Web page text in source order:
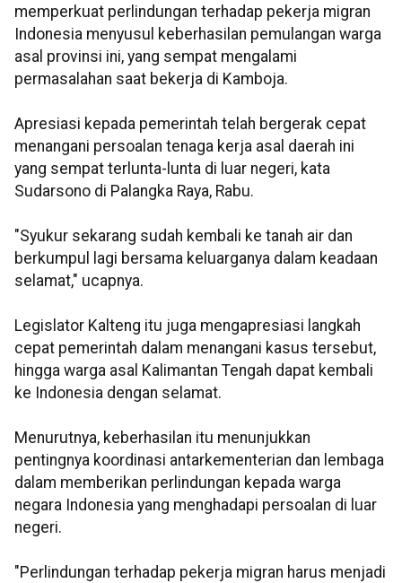
memperkuat perlindungan terhadap pekerja migran
Indonesia menyusul keberhasilan pemulangan warga
asal provinsi ini, yang sempat mengalami
permasalahan saat bekerja di Kamboja.
Apresiasi kepada pemerintah telah bergerak cepat
menangani persoalan tenaga kerja asal daerah ini
yang sempat terlunta-lunta di luar negeri, kata
Sudarsono di Palangka Raya, Rabu.
"Syukur sekarang sudah kembali ke tanah air dan
berkumpul lagi bersama keluarganya dalam keadaan
selamat," ucapnya.
Legislator Kalteng itu juga mengapresiasi langkah
cepat pemerintah dalam menangani kasus tersebut,
hingga warga asal Kalimantan Tengah dapat kembali
ke Indonesia dengan selamat.
Menurutnya, keberhasilan itu menunjukkan
pentingnya koordinasi antarkementerian dan lembaga
dalam memberikan perlindungan kepada warga
negara Indonesia yang menghadapi persoalan di luar
negeri.
"Perlindungan terhadap pekerja migran harus menjadi